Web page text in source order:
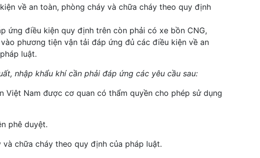
về an toàn, phòng cháy và chữa cháy theo quy định
ứng điều kiện quy định trên còn phải có xe bồn CNG,
phương tiện vận tải đáp ứng đủ các điều kiện về an
luật.
nhập khẩu khí cần phải đáp ứng các yêu cầu sau:
Nam được cơ quan có thẩm quyền cho phép sử dụng
phê duyệt.
chữa cháy theo quy định của pháp luật.